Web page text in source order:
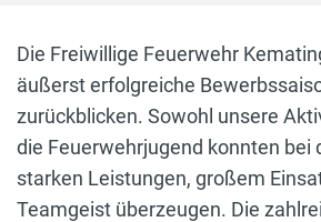
Die Freiwillige Feuerwehr
äußerst erfolgreiche
zurückblicken. Sowohl unsere
die Feuerwehrjugend konnten bei
starken Leistungen, großem
Teamgeist überzeugen. Die